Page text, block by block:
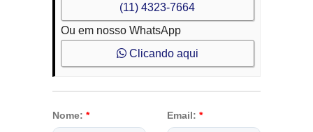
(11) 4323-7664
Ou em nosso WhatsApp
Clicando aqui
Nome: * Email: *